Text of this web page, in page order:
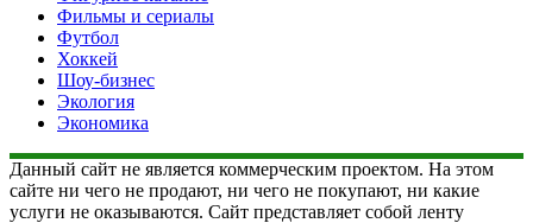
Фильмы и сериалы
Футбол
Хоккей
Шоу-бизнес
Экология
Экономика
Данный сайт не является коммерческим проектом. На этом
сайте ни чего не продают, ни чего не покупают, ни какие
услуги не оказываются. Сайт представляет собой ленту